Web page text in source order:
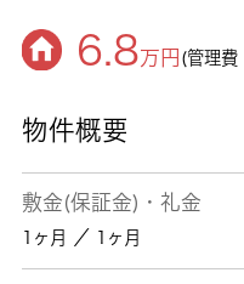
6.8万円 (管理費
物件概要
敷金(保証金)・礼金
1ヶ月 ／ 1ヶ月